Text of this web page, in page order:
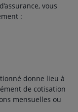
vous
:
donne lieu à
de cotisation
mensuelles ou